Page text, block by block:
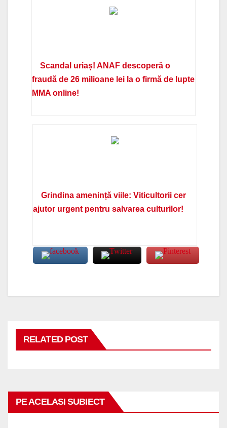
Scandal uriaș! ANAF descoperă o
fraudă de 26 milioane lei la o firmă de lupte
MMA online!
Grindina amenință viile: Viticultorii cer
ajutor urgent pentru salvarea culturilor!
RELATED POST
PE ACELASI SUBIECT